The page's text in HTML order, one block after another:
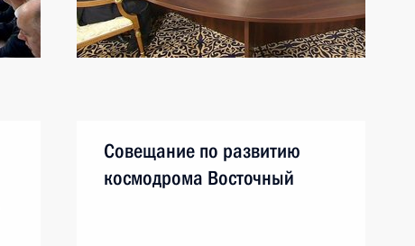
Совещание по развитию
космодрома Восточный